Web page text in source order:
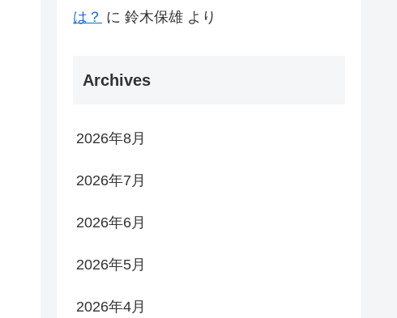
は？ に 鈴木保雄 より
Archives
2026年8月
2026年7月
2026年6月
2026年5月
2026年4月